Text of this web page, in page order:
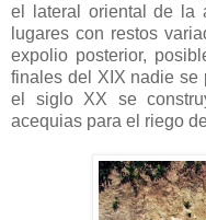
el lateral oriental de la
lugares con restos
expolio posterior,
finales del XIX nadie
el siglo XX se
acequias para el riego